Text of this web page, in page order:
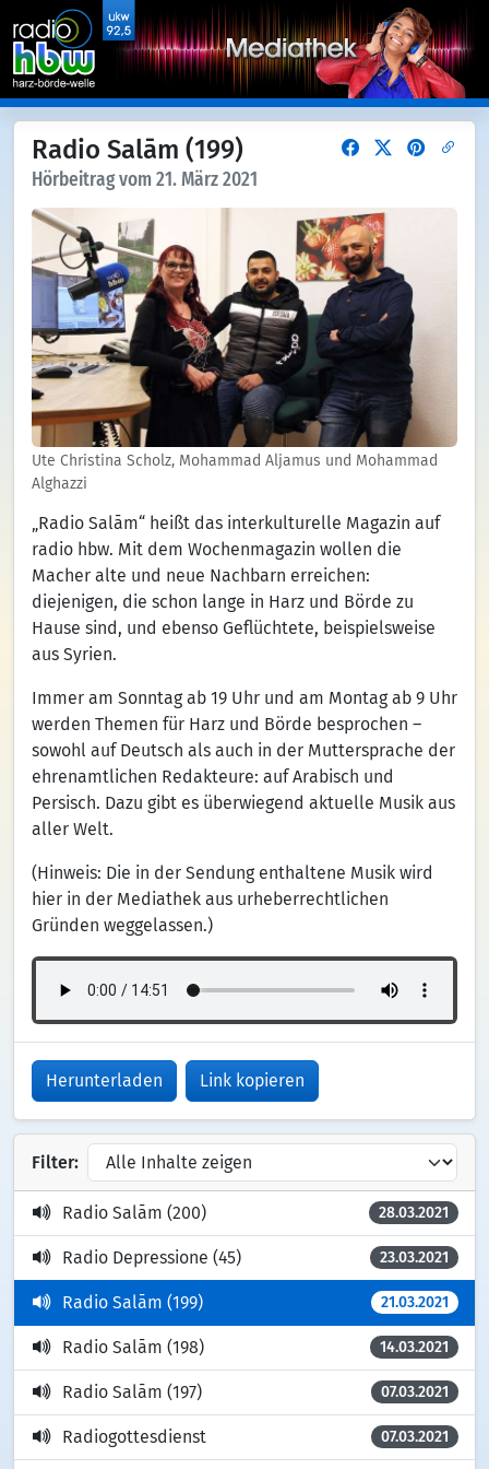
Radio Salām (199)
Hörbeitrag vom 21. März 2021
Ute Christina Scholz, Mohammad Aljamus und Mohammad
Alghazzi
„Radio Salām“ heißt das interkulturelle Magazin auf
radio hbw. Mit dem Wochenmagazin wollen die
Macher alte und neue Nachbarn erreichen:
diejenigen, die schon lange in Harz und Börde zu
Hause sind, und ebenso Geflüchtete, beispielsweise
aus Syrien.
Immer am Sonntag ab 19 Uhr und am Montag ab 9 Uhr
werden Themen für Harz und Börde besprochen –
sowohl auf Deutsch als auch in der Muttersprache der
ehrenamtlichen Redakteure: auf Arabisch und
Persisch. Dazu gibt es überwiegend aktuelle Musik aus
aller Welt.
(Hinweis: Die in der Sendung enthaltene Musik wird
hier in der Mediathek aus urheberrechtlichen
Gründen weggelassen.)
Herunterladen Link kopieren
Filter:
Radio Salām (200) 28.03.2021
Radio Depressione (45) 23.03.2021
Radio Salām (199) 21.03.2021
Radio Salām (198) 14.03.2021
Radio Salām (197) 07.03.2021
Radiogottesdienst 07.03.2021